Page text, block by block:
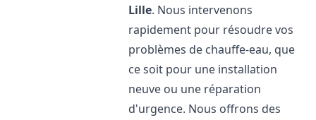
Lille. Nous intervenons
rapidement pour résoudre vos
problèmes de chauffe-eau, que
ce soit pour une installation
neuve ou une réparation
d'urgence. Nous offrons des